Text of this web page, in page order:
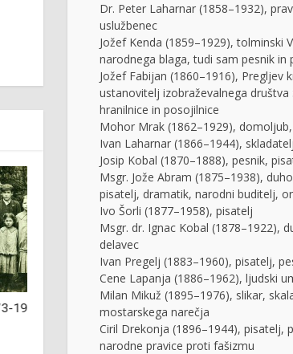
Gledališka dejavnost v Mežiški
dolini od prvih znanih začetkov
do leta 1941
Dr. Peter Laharnar (1858–1932),
uslužbenec
Jožef Kenda (1859–1929), tolminski
narodnega blaga, tudi sam pesnik in
Jožef Fabijan (1860–1916), Pregljev
ustanovitelj izobraževalnega društva
hranilnice in posojilnice
Mohor Mrak (1862–1929),
Ivan Laharnar (1866–1944), skladatelj
Josip Kobal (1870–1888), pesnik,
Msgr. Jože Abram (1875–1938),
pisatelj, dramatik, narodni buditelj,
Ivo Šorli (1877–1958), pisatelj
Msgr. dr. Ignac Kobal (1878–1922),
delavec
Ivan Pregelj (1883–1960), pisatelj,
Cene Lapanja (1886–1962), ljudski
Milan Mikuž (1895–1976), slikar,
mostarskega narečja
Ciril Drekonja (1896–1944), pisatelj,
narodne pravice proti fašizmu